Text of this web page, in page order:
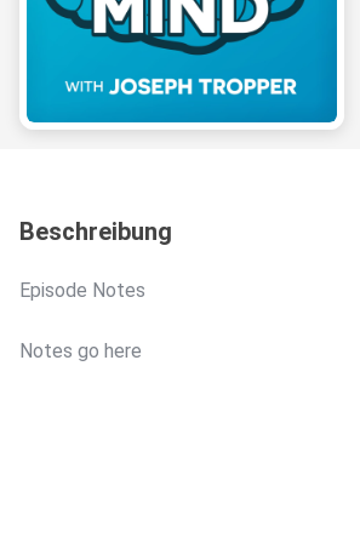
Beschreibung
Episode Notes
Notes go here